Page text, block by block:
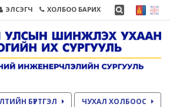
ЭЛСЭГЧ ХОЛБОО БАРИХ
БҮРТГЭЛ ЧУХАЛ ХОЛБООС